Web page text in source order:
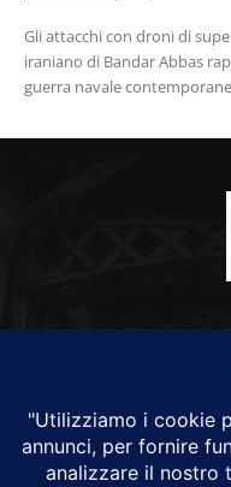
Gli attacchi con droni di
iraniano di Bandar Abbas
guerra navale
Alground Geopolitica e
Da una idea di Brunilde